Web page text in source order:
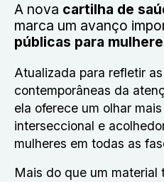
A nova cartilha de
marca um avanço
públicas para
Atualizada para refletir
contemporâneas da
ela oferece um olhar
interseccional e
mulheres em todas as
Mais do que um material